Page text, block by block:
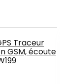
Traceur
GSM, écoute